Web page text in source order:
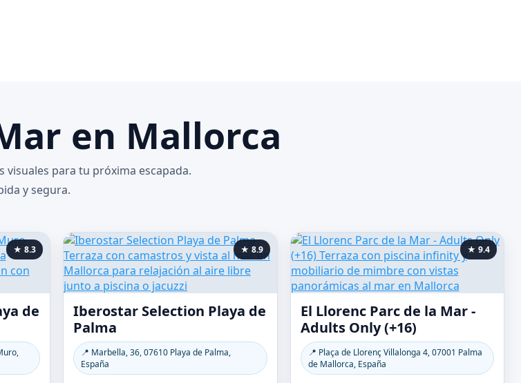
en Mallorca
para tu próxima escapada.
y segura.
★ 8.3
de
★ 8.9
Iberostar Selection Playa de
Palma
📍 Marbella, 36, 07610 Playa de Palma,
España
★ 9.4
El Llorenc Parc de la Mar -
Adults Only (+16)
📍 Plaça de Llorenç Villalonga 4, 07001 Palma
de Mallorca, España